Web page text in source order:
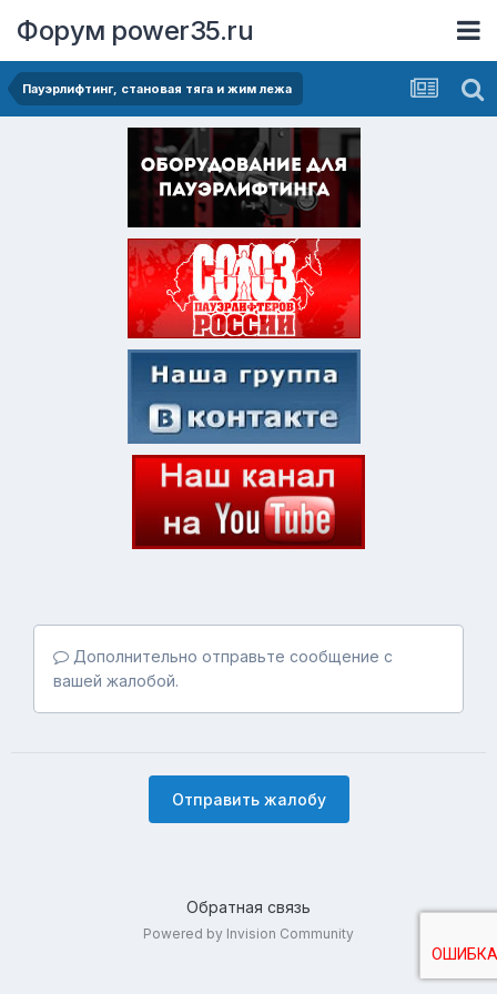
Форум power35.ru
Пауэрлифтинг, становая тяга и жим лежа
Дополнительно отправьте сообщение с
вашей жалобой.
Отправить жалобу
Обратная связь
Powered by Invision Community